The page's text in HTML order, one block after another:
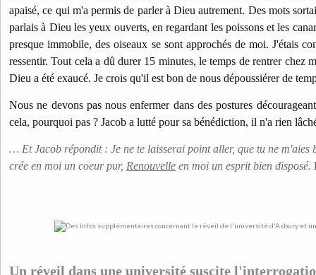
apaisé, ce qui m'a permis de parler à Dieu autrement. Des mots
parlais à Dieu les yeux ouverts, en regardant les poissons et les
presque immobile, des oiseaux se sont approchés de moi. J'étais
ressentir. Tout cela a dû durer 15 minutes, le temps de rentrer chez
Dieu a été exaucé. Je crois qu'il est bon de nous dépoussiérer de
Nous ne devons pas nous enfermer dans des postures
cela, pourquoi pas ? Jacob a lutté pour sa bénédiction, il n'a rien
… Et Jacob répondit : Je ne te laisserai point aller, que tu ne m'aies
crée en moi un coeur pur, Renouvelle en moi un esprit bien disposé.
Un réveil dans une université suscite